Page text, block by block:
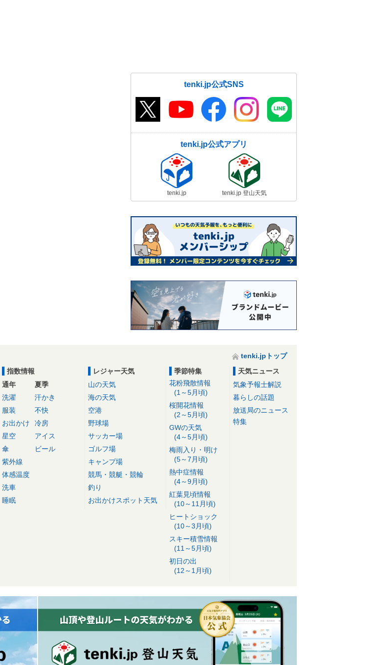
tenki.jp公式SNS
tenki.jp公式アプリ
tenki.jp tenki.jp 登山天気
tenki.jpトップ
指数情報
通年
洗濯
服装
お出かけ
星空
傘
紫外線
体感温度
洗車
睡眠
夏季
汗かき
不快
冷房
アイス
ビール
レジャー天気
山の天気
海の天気
空港
野球場
サッカー場
ゴルフ場
キャンプ場
競馬・競艇・競輪
釣り
お出かけスポット天気
季節特集
花粉飛散情報
(1～5月頃)
桜開花情報
(2～5月頃)
GWの天気
(4～5月頃)
梅雨入り・明け
(5～7月頃)
熱中症情報
(4～9月頃)
紅葉見頃情報
(10～11月頃)
ヒートショック
(10～3月頃)
スキー積雪情報
(11～5月頃)
初日の出
(12～1月頃)
天気ニュース
気象予報士解説
暮らしの話題
放送局のニュース
特集